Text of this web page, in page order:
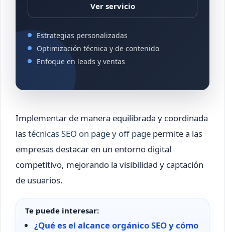
Ver servicio
Estrategias personalizadas
Optimización técnica y de contenido
Enfoque en leads y ventas
Implementar de manera equilibrada y coordinada
lastécnicas SEO on page y off page permite a las
empresas destacar en un entorno digital
competitivo, mejorando la visibilidad y captación
de usuarios.
Te puede interesar:
¿Qué es el alcance orgánico SEO y cómo